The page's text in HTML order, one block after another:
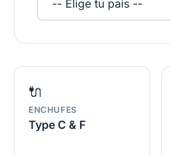
🔌
ENCHUFES
Type C & F